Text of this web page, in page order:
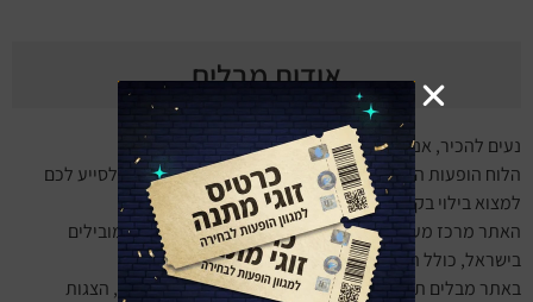
אודות מבלים
נעים להכיר, אנחנו מבלים ⭐
הלוח הופעות הגדול בישראל אשר קם בשנת 2016 במטרה לסייע לכם
למצוא בילוי בקלות ובמהירות באזור מגורכם.
האתר מרכז מעל 4,000 הופעות קרובות מעשרות אתרים מובילים
בישראל, כולל הטבות מיוחדות ומבצעים של הרגע האחרון.
באתר מבלים תוכלו למצוא הופעות סטנדאפ, הצגות ילדים, הצגות